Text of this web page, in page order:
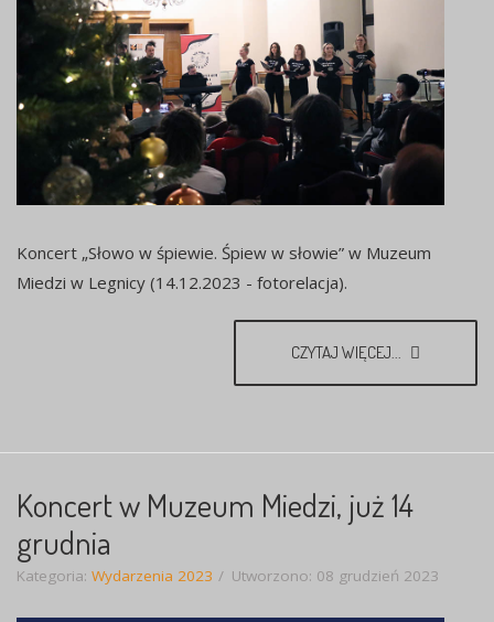
Koncert „Słowo w śpiewie. Śpiew w słowie” w Muzeum
Miedzi w Legnicy (14.12.2023 - fotorelacja).
CZYTAJ WIĘCEJ...
Koncert w Muzeum Miedzi, już 14
grudnia
Kategoria: Wydarzenia 2023 Utworzono: 08 grudzień 2023